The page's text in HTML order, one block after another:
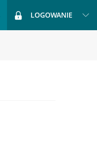
LOGOWANIE